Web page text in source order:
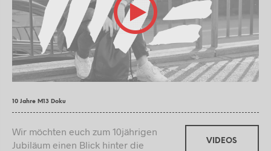
10 Jahre M13 Doku
Wir möchten euch zum 10jährigen
Jubiläum einen Blick hinter die
VIDEOS